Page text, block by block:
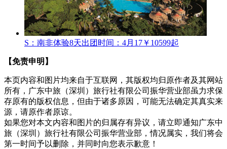
S：南非体验8天出团时间：4月17 ￥10599起
【免责申明】
本页内容和图片均来自于互联网，其版权均归原作者及其网站
所有，广东中旅（深圳）旅行社有限公司振华营业部虽力求保
存原有的版权信息，但由于诸多原因，可能无法确定其真实来
源，请原作者原谅。
如果您对本文内容和图片的归属存有异议，请立即通知广东中
旅（深圳）旅行社有限公司振华营业部，情况属实，我们将会
第一时间予以删除，并同时向您表示歉意！